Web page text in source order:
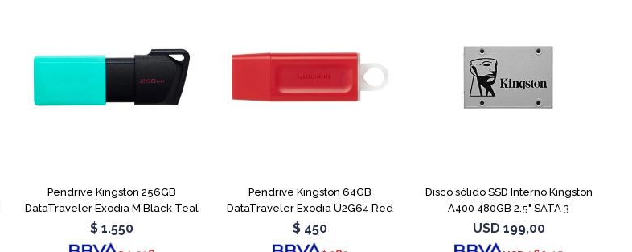
Pendrive Kingston 256GB
DataTraveler Exodia M Black Teal
$ 1.550
Pendrive Kingston 64GB
DataTraveler Exodia U2G64 Red
$ 450
Disco sólido SSD Interno Kingston
A400 480GB 2.5" SATA 3
USD 199,00